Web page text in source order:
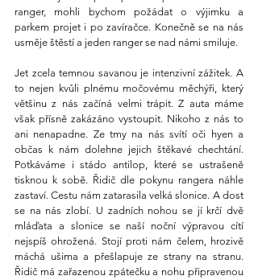
ranger, mohli bychom požádat o výjimku a
parkem projet i po zavíračce. Konečně se na nás
usměje štěstí a jeden ranger se nad námi smiluje.
Jet zcela temnou savanou je intenzivní zážitek. A
to nejen kvůli plnému močovému měchýři, který
většinu z nás začíná velmi trápit. Z auta máme
však přísně zakázáno vystoupit. Nikoho z nás to
ani nenapadne. Ze tmy na nás svítí oči hyen a
občas k nám dolehne jejich štěkavé chechtání.
Potkáváme i stádo antilop, které se ustrašeně
tisknou k sobě. Řidič dle pokynu rangera náhle
zastaví. Cestu nám zatarasila velká slonice. A dost
se na nás zlobí. U zadních nohou se jí krčí dvě
mláďata a slonice se naší noční výpravou cítí
nejspíš ohrožená. Stojí proti nám čelem, hrozivě
máchá ušima a přešlapuje ze strany na stranu.
Řidič má zařazenou zpátečku a nohu připravenou